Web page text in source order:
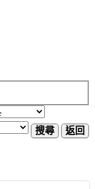
搜尋 返回